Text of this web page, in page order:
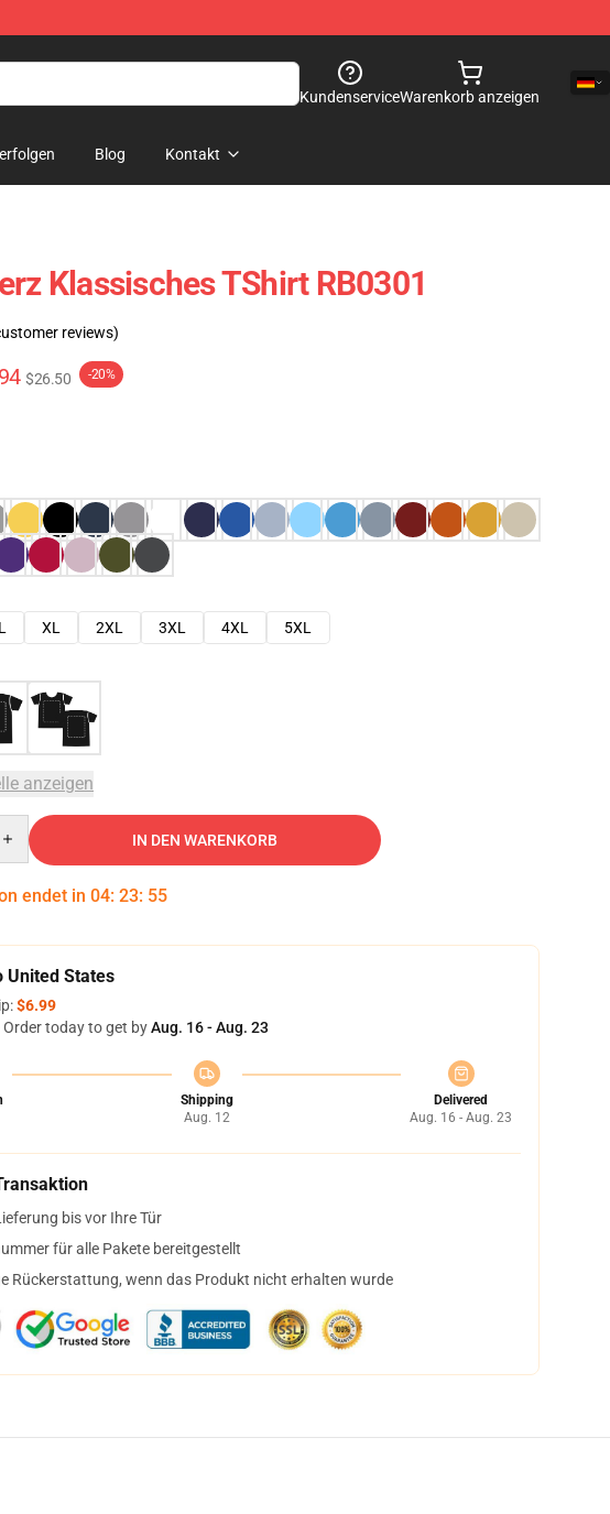
KundenserviceWarenkorb anzeigen
Blog Kontakt
Klassisches TShirt RB0301
reviews)
$26.50 -20%
L XL 2XL 3XL 4XL
5XL
anzeigen
IN DEN WARENKORB
endet in 04: 23: 54
United States
$6.99
today to get byAug. 16 - Aug. 23
Shipping
Aug. 12
Delivered
Aug. 16 - Aug. 23
bis vor Ihre Tür
für alle Pakete bereitgestellt
Rückerstattung, wenn das Produkt nicht erhalten wurde